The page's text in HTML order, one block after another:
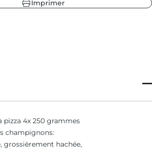
pour garnir cette pizza végétalienne;
Imprimer
pizza 4x 250 grammes
champignons:
grossièrement hachée,